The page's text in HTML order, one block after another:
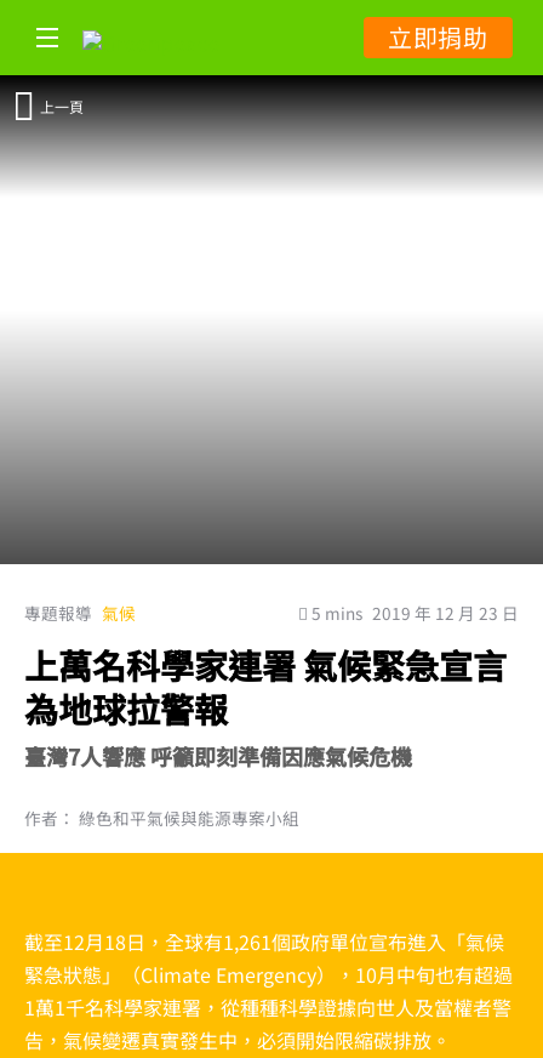
立即捐助
上一頁
專題報導 氣候 5 mins 2019 年 12 月 23 日
上萬名科學家連署 氣候緊急宣言
為地球拉警報
臺灣7人響應 呼籲即刻準備因應氣候危機
作者： 綠色和平氣候與能源專案小組
截至12月18日，全球有1,261個政府單位宣布進入「氣候
緊急狀態」（Climate Emergency），10月中旬也有超過
1萬1千名科學家連署，從種種科學證據向世人及當權者警
告，氣候變遷真實發生中，必須開始限縮碳排放。